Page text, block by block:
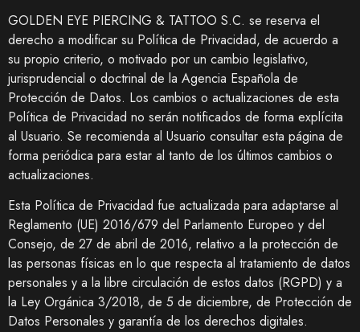
GOLDEN EYE PIERCING & TATTOO S.C. se reserva el
derecho a modificar su Política de Privacidad, de acuerdo a
su propio criterio, o motivado por un cambio legislativo,
jurisprudencial o doctrinal de la Agencia Española de
Protección de Datos. Los cambios o actualizaciones de esta
Política de Privacidad no serán notificados de forma explícita
al Usuario. Se recomienda al Usuario consultar esta página de
forma periódica para estar al tanto de los últimos cambios o
actualizaciones.
Esta Política de Privacidad fue actualizada para adaptarse al
Reglamento (UE) 2016/679 del Parlamento Europeo y del
Consejo, de 27 de abril de 2016, relativo a la protección de
las personas físicas en lo que respecta al tratamiento de datos
personales y a la libre circulación de estos datos (RGPD) y a
la Ley Orgánica 3/2018, de 5 de diciembre, de Protección de
Datos Personales y garantía de los derechos digitales.